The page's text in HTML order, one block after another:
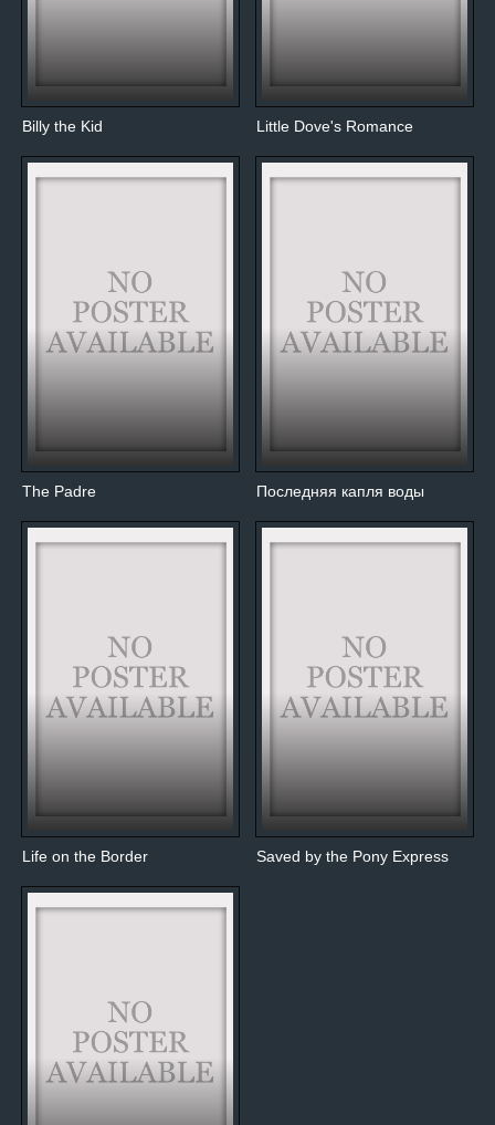
Billy the Kid Little Dove's Romance
The Padre Последняя капля воды
Life on the Border Saved by the Pony Express